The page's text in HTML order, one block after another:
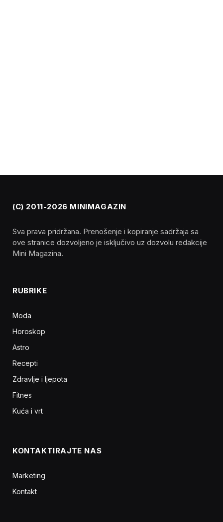
(C) 2011-2026 MINIMAGAZIN
Sva prava pridržana. Prenošenje i kopiranje sadržaja sa
ove stranice dozvoljeno je isključivo uz dozvolu redakcije
Mini Magazina.
RUBRIKE
Moda
Horoskop
Astro
Recepti
Zdravlje i ljepota
Fitnes
Kuća i vrt
KONTAKTIRAJTE NAS
Marketing
Kontakt